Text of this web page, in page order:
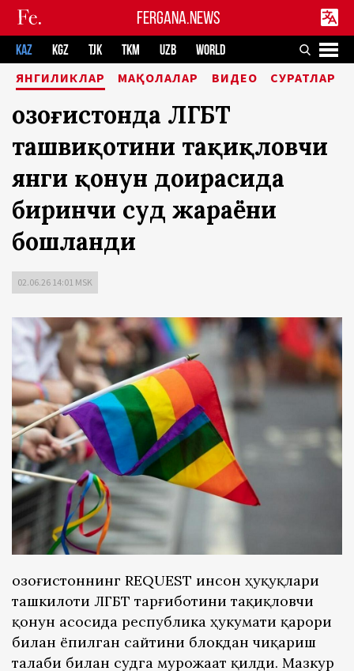
FERGANA.NEWS
KAZ KGZ TJK TKM UZB WORLD
ЯНГИЛИКЛАР МАҚОЛАЛАР ВИДЕО СУРАТЛАР
Қозоғистонда ЛГБТ
ташвиқотини тақиқловчи
янги қонун доирасида
биринчи суд жараёни
бошланди
02.06.26 14:01 MSK
Қозоғистоннинг REQUEST инсон ҳуқуқлари
ташкилоти ЛГБТ тарғиботини тақиқловчи
қонун асосида республика ҳукумати қарори
билан ёпилган сайтини блокдан чиқариш
талаби билан судга мурожаат қилди. Мазкур